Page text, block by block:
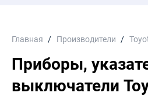
Главная Производители
Приборы,
выключатели